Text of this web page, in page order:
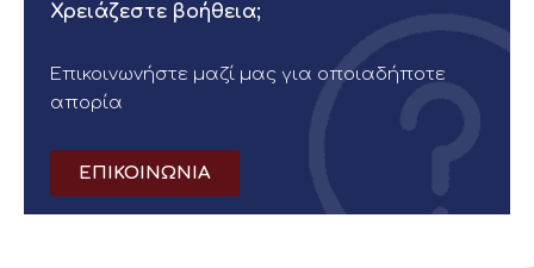
Χρειάζεστε βοήθεια;
Επικοινωνήστε μαζί μας για οποιαδήποτε
απορία
ΕΠΙΚΟΙΝΩΝΙΑ